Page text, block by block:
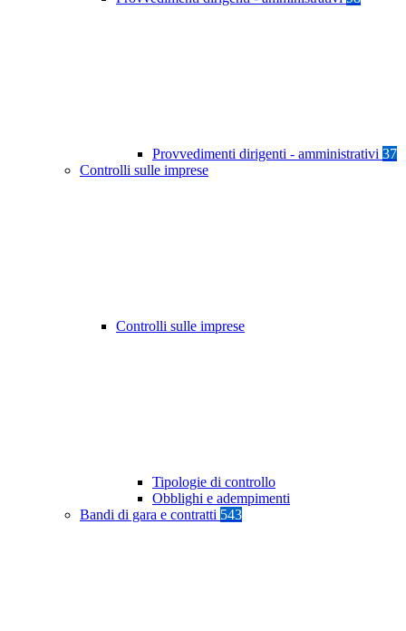
Provvedimenti dirigenti - amministrativi 37
Controlli sulle imprese
Controlli sulle imprese
Tipologie di controllo
Obblighi e adempimenti
Bandi di gara e contratti 543